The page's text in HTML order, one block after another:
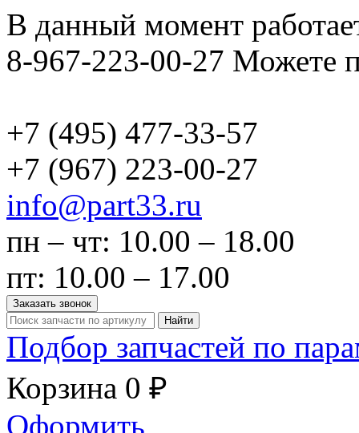
В данный момент
8-967-223-00-27 Можете
+7 (495) 477-33-57
+7 (967) 223-00-27
info@part33.ru
пн – чт: 10.00 – 18.00
пт: 10.00 – 17.00
Заказать звонок
Найти
Подбор запчастей по
Корзина 0 ₽
Оформить